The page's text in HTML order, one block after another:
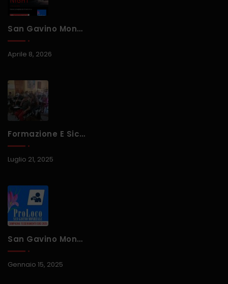
San Gavino Monreale, Il Documentario “Long Night” Per Raccontare L’Afghanistan Segnato Dalla Guerra
Aprile 8, 2026
Formazione E Sicurezza Alimentare: Oltre 60 Partecipanti Al Corso HACCP Organizzato Dalla Pro Loco Di San Gavino Monreale
Luglio 21, 2025
San Gavino Monreale, Al Via La Campagna Di Tesseramento Soci 2025 Della Pro Loco
Gennaio 15, 2025